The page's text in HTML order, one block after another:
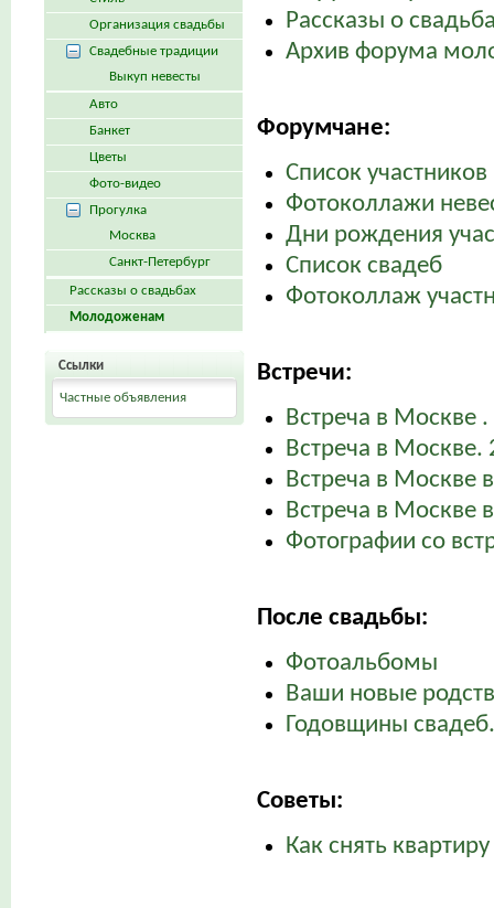
Рассказы о
Архив форума
Форумчане:
Список
Фотоколлажи
Дни рождения
Список свадеб
Фотоколлаж
Встречи:
Встреча в Москве
Встреча в Москве.
Встреча в Москве
Встреча в Москве
Фотографии со
После свадьбы:
Фотоальбомы
Ваши новые
Годовщины
Советы:
Как снять квартиру
Организация свадьбы
Свадебные традиции
Выкуп невесты
Авто
Банкет
Цветы
Фото-видео
Прогулка
Москва
Санкт-Петербург
Рассказы о свадьбах
Молодоженам
Ссылки
Частные объявления